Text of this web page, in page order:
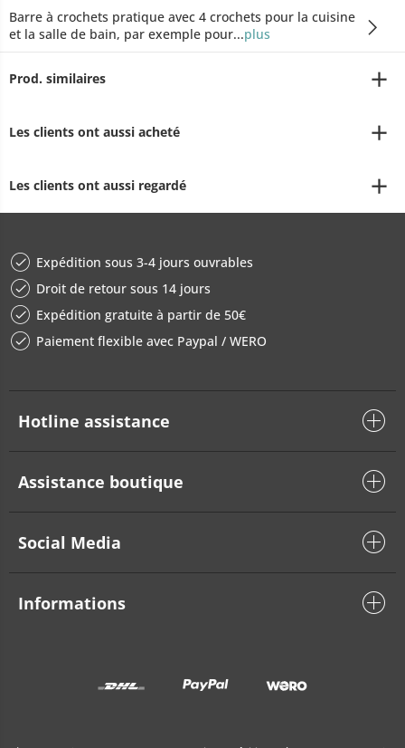
Barre à crochets pratique avec 4 crochets pour la cuisine
et la salle de bain, par exemple pour...plus
Prod. similaires
Les clients ont aussi acheté
Les clients ont aussi regardé
Expédition sous 3-4 jours ouvrables
Droit de retour sous 14 jours
Expédition gratuite à partir de 50€
Paiement flexible avec Paypal / WERO
Hotline assistance
Assistance boutique
Social Media
Informations